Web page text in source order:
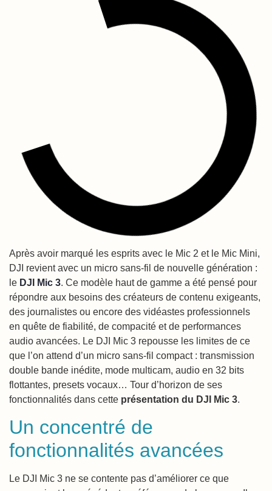
Après avoir marqué les esprits avec le Mic 2 et le Mic Mini,
DJI revient avec un micro sans-fil de nouvelle génération :
le DJI Mic 3. Ce modèle haut de gamme a été pensé pour
répondre aux besoins des créateurs de contenu exigeants,
des journalistes ou encore des vidéastes professionnels
en quête de fiabilité, de compacité et de performances
audio avancées. Le DJI Mic 3 repousse les limites de ce
que l’on attend d’un micro sans-fil compact : transmission
double bande inédite, mode multicam, audio en 32 bits
flottantes, presets vocaux… Tour d’horizon de ses
fonctionnalités dans cette présentation du DJI Mic 3.
Un concentré de
fonctionnalités avancées
Le DJI Mic 3 ne se contente pas d’améliorer ce que